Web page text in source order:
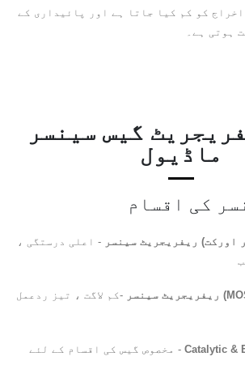
کو کم کیا جاتا ہے اور پائیداری کے
ہوتی ہے۔
گیس سینسر
ماڈیول
کی اقسام
- اعلی درستگی ،
-کم لاگت ، تیز ردعمل
Catalytic &- مخصوص گیس کی اقسام کے لئے